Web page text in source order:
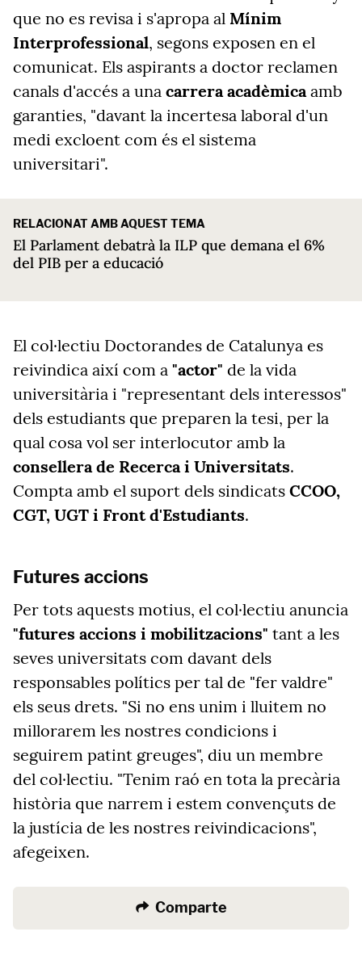
que no es revisa i s'apropa al Mínim
Interprofessional, segons exposen en el
comunicat. Els aspirants a doctor reclamen
canals d'accés a una carrera acadèmicaamb
garanties, "davant la incertesa laboral d'un
medi excloent com és el sistema
universitari".
RELACIONAT AMB AQUEST TEMA
El Parlament debatrà la ILP que demana el 6%
del PIB per a educació
El col·lectiu Doctorandes de Catalunya es
reivindica així com a "actor" de la vida
universitària i "representant dels interessos"
dels estudiants que preparen la tesi, per la
qual cosa vol ser interlocutor amb la
consellera de Recerca i Universitats.
Compta amb el suport dels sindicats CCOO,
CGT, UGT i Front d'Estudiants.
Futures accions
Per tots aquests motius, el col·lectiu anuncia
"futures accions i mobilitzacions" tant a les
seves universitats com davant dels
responsables polítics per tal de "fer valdre"
els seus drets. "Si no ens unim i lluitem no
millorarem les nostres condicions i
seguirem patint greuges", diu un membre
del col·lectiu. "Tenim raó en tota la precària
història que narrem i estem convençuts de
la justícia de les nostres reivindicacions",
afegeixen.
Comparte